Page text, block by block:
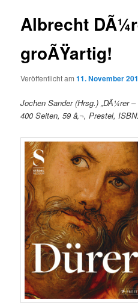
Albrecht
groÃŸartig!
Veröffentlicht am11. November
Jochen Sander (Hrsg.) „DÃ¼rer
400 Seiten, 59 â‚¬, Prestel,